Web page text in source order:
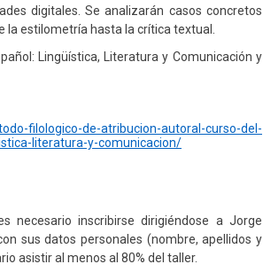
digitales. Se analizarán casos concretos
estilometría hasta la crítica textual.
Lingüística, Literatura y Comunicación y
filologico-de-atribucion-autoral-curso-del-
literatura-y-comunicacion/
necesario inscribirse dirigiéndose a Jorge
sus datos personales (nombre, apellidos y
asistir al menos al 80% del taller.